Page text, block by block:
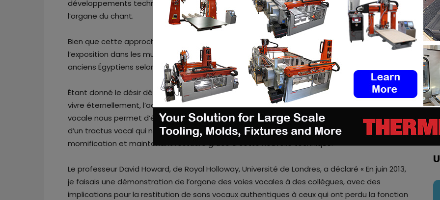
développements technologiques, à la numérisation numérique, à l’impression en 3D et à
l’organe du chant.
Bien que cette approche ait de vastes implications pour la gestion du patrimoine et
l’exposition dans les musées, sa pertinence est conforme à la croyance fondamentale des
anciens Égyptiens selon laquelle «prononcer le nom des morts, c’est les faire revivre
Étant donné le désir déclaré de Nesyamun de faire entendre sa voix dans l’au-delà afin de
vivre éternellement, l’accomplissement de ses croyances par la synthèse de sa fonction
vocale nous permet d’établir un contact direct avec l’Égypte ancienne en écoutant le son
d’un tractus vocal qui n’a pas été entendu depuis plus de 3 000 ans, préservé par la
momification et maintenant restauré grâce à cette nouvelle technique.
Le professeur David Howard, de Royal Holloway, Université de Londres, a déclaré « En juin 2013,
je faisais une démonstration de l’organe des voies vocales à des collègues, avec des
implications pour la restitution de sons vocaux authentiques à ceux qui ont perdu la fonction